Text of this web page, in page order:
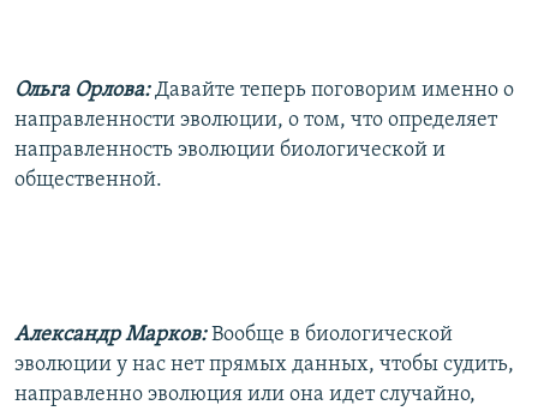
Ольга Орлова:Давайте теперь поговорим именно о
направленности эволюции, о том, что определяет
направленность эволюции биологической и
общественной.
Александр Марков:Вообще в биологической
эволюции у нас нет прямых данных, чтобы судить,
направленно эволюция или она идет случайно,